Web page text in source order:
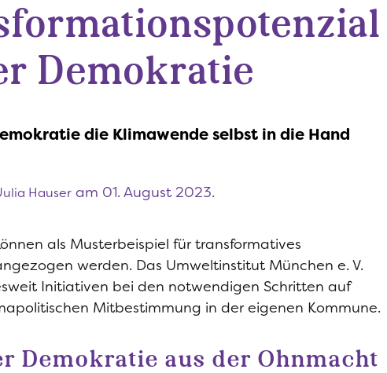
Demokratie
die Klimawende selbst in die Hand
Hauser am 01. August 2023.
als Musterbeispiel für transformatives
werden. Das Umweltinstitut München e. V.
Initiativen bei den notwendigen Schritten auf
Mitbestimmung in der eigenen Kommune.
Demokratie aus der Ohnmacht